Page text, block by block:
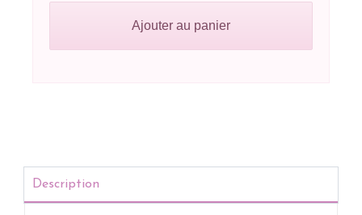
Ajouter au panier
Description